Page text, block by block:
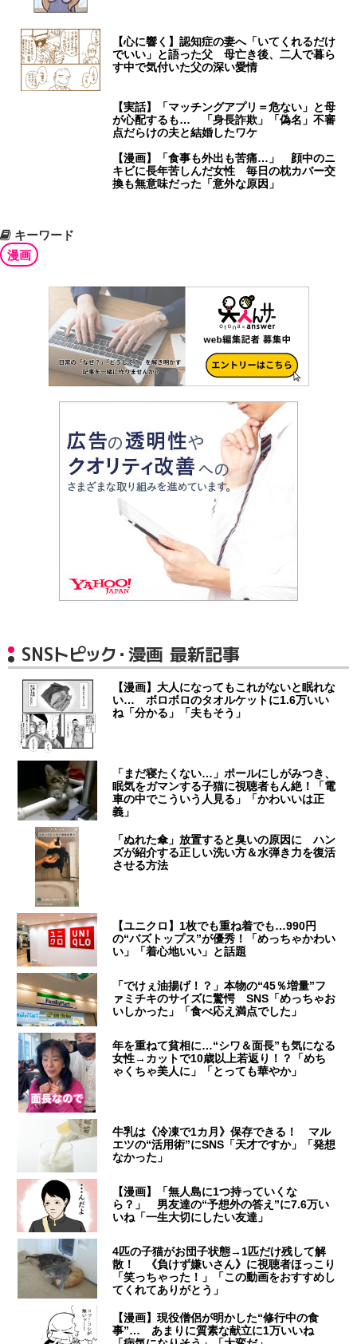
【心に響く】認知症の妻へ「いてくれるだけ
でいい」と語った父 母亡き後、二人で暮ら
す中で気付いた父の深い愛情
【実話】「マッチングアプリ＝危ない」と母
が心配するも… 「身長詐欺」「偽名」不審
点だらけの夫と結婚したワケ
【漫画】「食事も外出も苦痛…」 顔中のニ
キビに長年苦しんだ女性 毎日の枕カバー交
換も無意味だった「意外な原因」
キーワード
漫画
SNSトピック・漫画 最新記事
【漫画】大人になってもこれがないと眠れな
い… ボロボロのタオルケットに1.6万いい
ね「分かる」「夫もそう」
「まだ寝たくない…」ポールにしがみつき、
眠気をガマンする子猫に視聴者もん絶！「電
車の中でこういう人見る」「かわいいは正
義」
「ぬれた傘」放置すると臭いの原因に ハン
ズが紹介する正しい洗い方＆水弾き力を復活
させる方法
【ユニクロ】1枚でも重ね着でも…990円
の“バズトップス”が優秀！「めっちゃかわい
い」「着心地いい」と話題
「でけぇ油揚げ！？」本物の“45％増量”フ
ァミチキのサイズに驚愕 SNS「めっちゃお
いしかった」「食べ応え満点でした」
年を重ねて貧相に…“シワ＆面長”も気になる
女性→カットで10歳以上若返り！？「めち
ゃくちゃ美人に」「とっても華やか」
牛乳は《冷凍で1カ月》保存できる！ マル
エツの“活用術”にSNS「天才ですか」「発想
なかった」
【漫画】「無人島に1つ持っていくな
ら？」 男友達の“予想外の答え”に7.6万い
いね「一生大切にしたい友達」
4匹の子猫がお団子状態→1匹だけ残して解
散！ 《負けず嫌いさん》に視聴者ほっこり
「笑っちゃった！」「この動画をおすすめし
てくれてありがとう」
【漫画】現役僧侶が明かした“修行中の食
事”… あまりに質素な献立に1万いいね